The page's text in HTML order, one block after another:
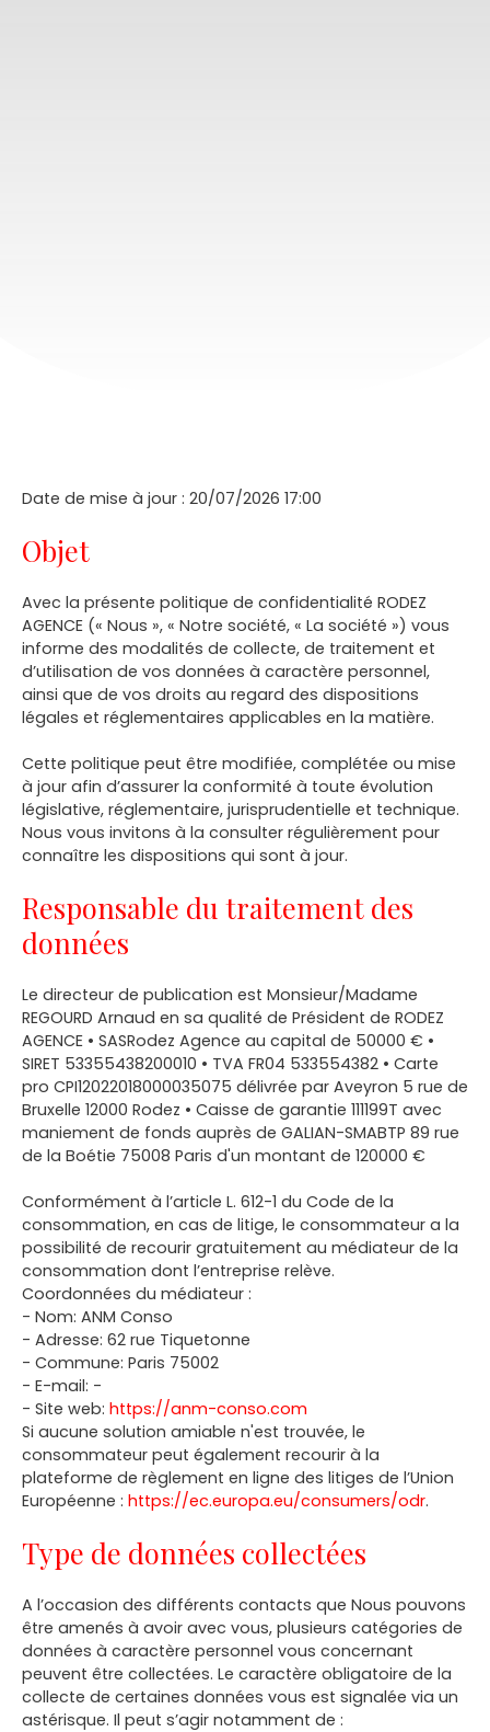
Date de mise à jour : 20/07/2026 17:00
Objet
Avec la présente politique de confidentialité RODEZ
AGENCE (« Nous », « Notre société, « La société ») vous
informe des modalités de collecte, de traitement et
d’utilisation de vos données à caractère personnel,
ainsi que de vos droits au regard des dispositions
légales et réglementaires applicables en la matière.
Cette politique peut être modifiée, complétée ou mise
à jour afin d’assurer la conformité à toute évolution
législative, réglementaire, jurisprudentielle et technique.
Nous vous invitons à la consulter régulièrement pour
connaître les dispositions qui sont à jour.
Responsable du traitement des
données
Le directeur de publication est Monsieur/Madame
REGOURD Arnaud en sa qualité de Président de RODEZ
AGENCE • SASRodez Agence au capital de 50000 € •
SIRET 53355438200010 • TVA FR04 533554382 • Carte
pro CPI12022018000035075 délivrée par Aveyron 5 rue de
Bruxelle 12000 Rodez • Caisse de garantie 111199T avec
maniement de fonds auprès de GALIAN-SMABTP 89 rue
de la Boétie 75008 Paris d'un montant de 120000 €
Conformément à l’article L. 612-1 du Code de la
consommation, en cas de litige, le consommateur a la
possibilité de recourir gratuitement au médiateur de la
consommation dont l’entreprise relève.
Coordonnées du médiateur :
- Nom: ANM Conso
- Adresse: 62 rue Tiquetonne
- Commune: Paris 75002
- E-mail: -
- Site web: https://anm-conso.com
Si aucune solution amiable n'est trouvée, le
consommateur peut également recourir à la
plateforme de règlement en ligne des litiges de l’Union
Européenne : https://ec.europa.eu/consumers/odr.
Type de données collectées
A l’occasion des différents contacts que Nous pouvons
être amenés à avoir avec vous, plusieurs catégories de
données à caractère personnel vous concernant
peuvent être collectées. Le caractère obligatoire de la
collecte de certaines données vous est signalée via un
astérisque. Il peut s’agir notamment de :